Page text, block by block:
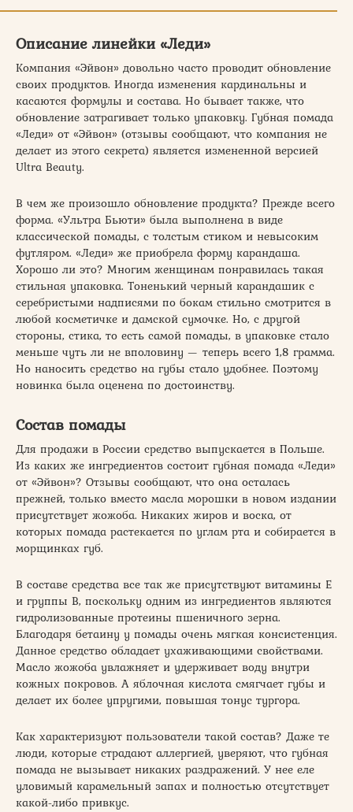
Описание линейки «Леди»
Компания «Эйвон» довольно часто проводит обновление
своих продуктов. Иногда изменения кардинальны и
касаются формулы и состава. Но бывает также, что
обновление затрагивает только упаковку. Губная помада
«Леди» от «Эйвон» (отзывы сообщают, что компания не
делает из этого секрета) является измененной версией
Ultra Beauty.
В чем же произошло обновление продукта? Прежде всего
форма. «Ультра Бьюти» была выполнена в виде
классической помады, с толстым стиком и невысоким
футляром. «Леди» же приобрела форму карандаша.
Хорошо ли это? Многим женщинам понравилась такая
стильная упаковка. Тоненький черный карандашик с
серебристыми надписями по бокам стильно смотрится в
любой косметичке и дамской сумочке. Но, с другой
стороны, стика, то есть самой помады, в упаковке стало
меньше чуть ли не вполовину — теперь всего 1,8 грамма.
Но наносить средство на губы стало удобнее. Поэтому
новинка была оценена по достоинству.
Состав помады
Для продажи в России средство выпускается в Польше.
Из каких же ингредиентов состоит губная помада «Леди»
от «Эйвон»? Отзывы сообщают, что она осталась
прежней, только вместо масла морошки в новом издании
присутствует жожоба. Никаких жиров и воска, от
которых помада растекается по углам рта и собирается в
морщинках губ.
В составе средства все так же присутствуют витамины Е
и группы В, поскольку одним из ингредиентов являются
гидролизованные протеины пшеничного зерна.
Благодаря бетаину у помады очень мягкая консистенция.
Данное средство обладает ухаживающими свойствами.
Масло жожоба увлажняет и удерживает воду внутри
кожных покровов. А яблочная кислота смягчает губы и
делает их более упругими, повышая тонус тургора.
Как характеризуют пользователи такой состав? Даже те
люди, которые страдают аллергией, уверяют, что губная
помада не вызывает никаких раздражений. У нее еле
уловимый карамельный запах и полностью отсутствует
какой-либо привкус.